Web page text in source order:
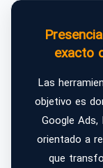
exacto
Las
objetivo es
Google
orientado a
que